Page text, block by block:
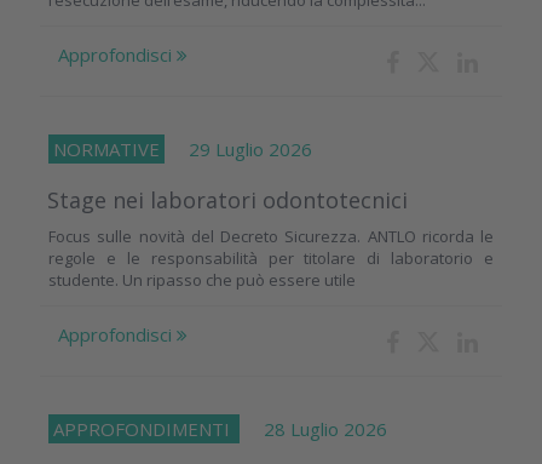
Approfondisci
NORMATIVE 29 Luglio 2026
Stage nei laboratori odontotecnici
Focus sulle novità del Decreto Sicurezza. ANTLO ricorda le
regole e le responsabilità per titolare di laboratorio e
studente. Un ripasso che può essere utile
Approfondisci
APPROFONDIMENTI 28 Luglio 2026